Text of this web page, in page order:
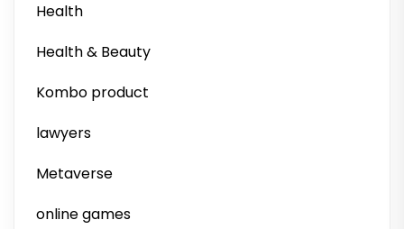
Health
Health & Beauty
Kombo product
lawyers
Metaverse
online games